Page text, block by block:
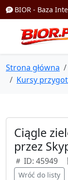
BIOR - Baza
Strona główna
Kursy
Ciągle
przez
ID: 45949
Wróć do listy